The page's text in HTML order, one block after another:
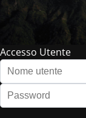
Accesso Utente